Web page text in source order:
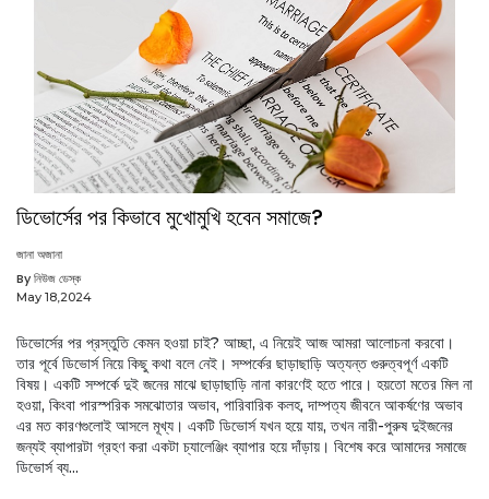
ডিভোর্সের পর কিভাবে মুখোমুখি হবেন সমাজে?
জানা অজানা
By নিউজ ডেস্ক
May 18,2024
ডিভোর্সের পর প্রস্তুতি কেমন হওয়া চাই? আচ্ছা, এ নিয়েই আজ আমরা আলোচনা করবো।
তার পূর্বে ডিভোর্স নিয়ে কিছু কথা বলে নেই। সম্পর্কের ছাড়াছাড়ি অত্যন্ত গুরুত্বপূর্ণ একটি
বিষয়। একটি সম্পর্কে দুই জনের মাঝে ছাড়াছাড়ি নানা কারণেই হতে পারে। হয়তো মতের মিল না
হওয়া, কিংবা পারস্পরিক সমঝোতার অভাব, পারিবারিক কলহ, দাম্পত্য জীবনে আকর্ষণের অভাব
এর মত কারণগুলোই আসলে মূখ্য। একটি ডিভোর্স যখন হয়ে যায়, তখন নারী-পুরুষ দুইজনের
জন্যই ব্যাপারটা গ্রহণ করা একটা চ্যালেঞ্জিং ব্যাপার হয়ে দাঁড়ায়। বিশেষ করে আমাদের সমাজে
ডিভোর্স ব্য...